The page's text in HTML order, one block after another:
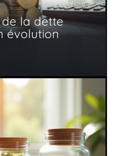
la dette
évolution